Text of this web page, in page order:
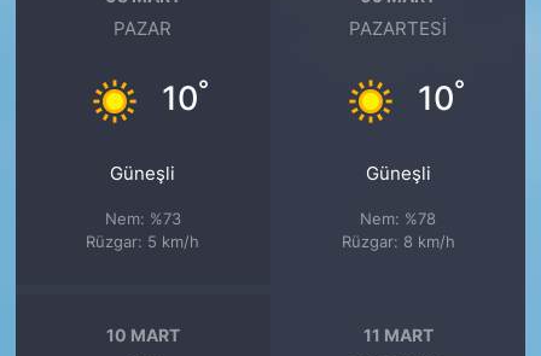
PAZAR
10°
Güneşli
Nem: %73
Rüzgar: 5 km/h
PAZARTESI
10°
Güneşli
Nem: %78
Rüzgar: 8 km/h
10 MART 11 MART